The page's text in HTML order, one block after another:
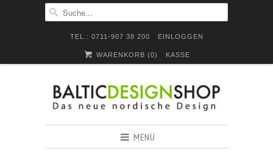
TEL.: 0711-907 38 200 EINLOGGEN
WARENKORB (0) KASSE
MENÜ